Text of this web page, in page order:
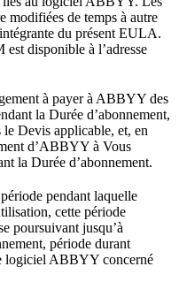
modifiées de temps à autre
du présent EULA.
disponible à l’adresse
à payer à ABBYY des
la Durée d’abonnement,
Devis applicable, et, en
d’ABBYY à Vous
la Durée d’abonnement.
pendant laquelle
cette période
poursuivant jusqu’à
période durant
logiciel ABBYY concerné